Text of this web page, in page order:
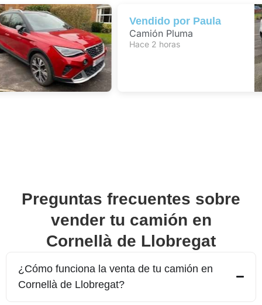
Vendido porPaula
Camión Pluma
Hace 2 horas
Preguntas frecuentes sobre
vender tu camión en
Cornellà de Llobregat
¿Cómo funciona la venta de tu camión en
Cornellà de Llobregat?